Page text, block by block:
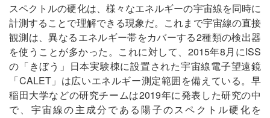
スペクトルの硬化は、様々なエネルギーの宇宙線を同時に
計測することで理解できる現象だ。これまで宇宙線の直接
観測は、異なるエネルギー帯をカバーする2種類の検出器
を使うことが多かった。これに対して、2015年8月にISS
の「きぼう」日本実験棟に設置された宇宙線電子望遠鏡
「CALET」は広いエネルギー測定範囲を備えている。早
稲田大学などの研究チームは2019年に発表した研究の中
で、宇宙線の主成分である陽子のスペクトル硬化を